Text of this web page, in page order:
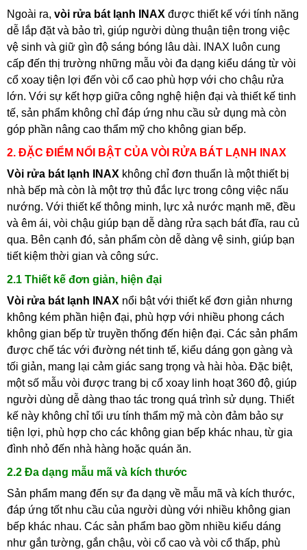
Ngoài ra, vòi rửa bát lạnh INAX được thiết kế với tính năng
dễ lắp đặt và bảo trì, giúp người dùng thuận tiện trong việc
vệ sinh và giữ gìn độ sáng bóng lâu dài. INAX luôn cung
cấp đến thị trường những mẫu vòi đa dạng kiểu dáng từ vòi
cổ xoay tiện lợi đến vòi cổ cao phù hợp với cho chậu rửa
lớn. Với sự kết hợp giữa công nghệ hiện đại và thiết kế tinh
tế, sản phẩm không chỉ đáp ứng nhu cầu sử dụng mà còn
góp phần nâng cao thẩm mỹ cho không gian bếp.
2. ĐẶC ĐIỂM NỔI BẬT CỦA VÒI RỬA BÁT LẠNH INAX
Vòi rửa bát lạnh INAX không chỉ đơn thuẩn là một thiết bị
nhà bếp mà còn là một trợ thủ đắc lực trong công việc nấu
nướng. Với thiết kế thông minh, lực xả nước mạnh mẽ, đều
và êm ái, vòi chậu giúp bạn dễ dàng rửa sạch bát đĩa, rau củ
qua. Bên cạnh đó, sản phẩm còn dễ dàng vệ sinh, giúp bạn
tiết kiệm thời gian và công sức.
2.1 Thiết kế đơn giản, hiện đại
Vòi rửa bát lạnh INAX nổi bật với thiết kế đơn giản nhưng
không kém phần hiện đại, phù hợp với nhiều phong cách
không gian bếp từ truyền thống đến hiện đại. Các sản phẩm
được chế tác với đường nét tinh tế, kiểu dáng gọn gàng và
tối giản, mang lại cảm giác sang trọng và hài hòa. Đặc biệt,
một số mẫu vòi được trang bị cổ xoay linh hoạt 360 độ, giúp
người dùng dễ dàng thao tác trong quá trình sử dụng. Thiết
kế này không chỉ tối ưu tính thẩm mỹ mà còn đảm bảo sự
tiện lợi, phù hợp cho các không gian bếp khác nhau, từ gia
đình nhỏ đến nhà hàng hoặc quán ăn.
2.2 Đa dạng mẫu mã và kích thước
Sản phẩm mang đến sự đa dạng về mẫu mã và kích thước,
đáp ứng tốt nhu cầu của người dùng với nhiều không gian
bếp khác nhau. Các sản phẩm bao gồm nhiều kiểu dáng
như gắn tường, gắn chậu, vòi cổ cao và vòi cổ thấp, phù